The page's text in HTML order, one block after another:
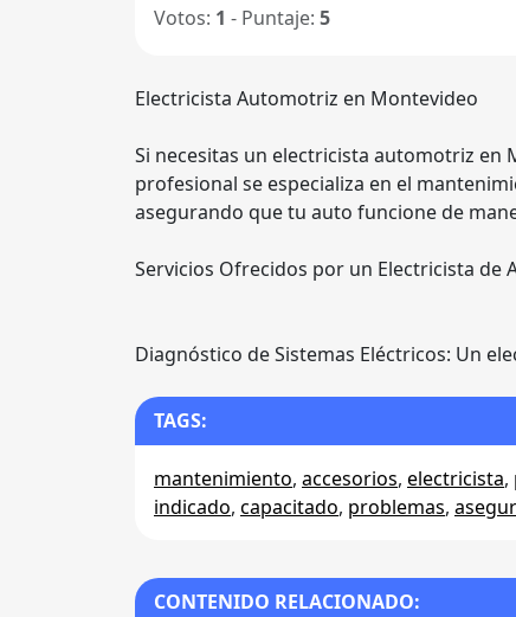
Votos: 1 - Puntaje: 5
Electricista Automotriz en Montevideo
Si necesitas un electricista automotriz en
profesional se especializa en el
asegurando que tu auto funcione de
Servicios Ofrecidos por un Electricista de
Diagnóstico de Sistemas Eléctricos: Un
TAGS:
mantenimiento, accesorios, electricista,
indicado, capacitado, problemas,
CONTENIDO RELACIONADO: